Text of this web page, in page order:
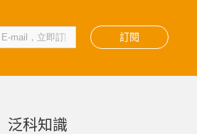
訂閱
泛科知識